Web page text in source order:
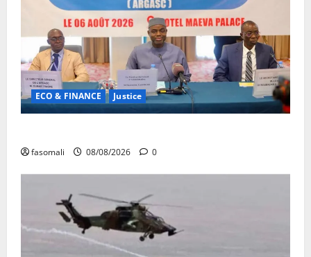
ECO & FINANCE Justice
fasomali 08/08/2026 0